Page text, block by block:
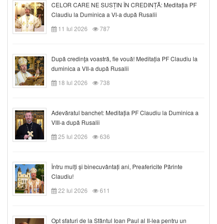
CELOR CARE NE SUSȚIN ÎN CREDINȚĂ: Meditația PF
Claudiu la Duminica a VI-a după Rusalii
11 Iul 2026
787
După credinţa voastră, fie vouă! Meditația PF Claudiu la
duminica a VII-a după Rusalii
18 Iul 2026
738
Adevăratul banchet: Meditația PF Claudiu la Duminica a
VIII-a după Rusalii
25 Iul 2026
636
Întru mulți și binecuvântați ani, Preafericite Părinte
Claudiu!
22 Iul 2026
611
Opt sfaturi de la Sfântul Ioan Paul al II-lea pentru un